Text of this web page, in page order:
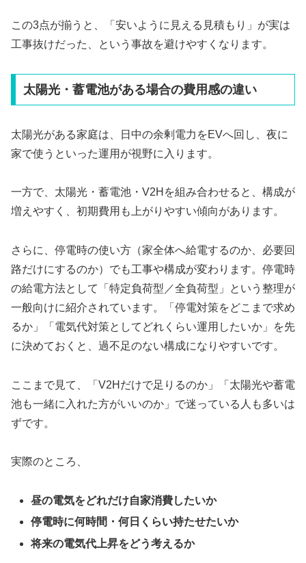
この3点が揃うと、「安いように見える見積もり」が実は
工事抜けだった、という事故を避けやすくなります。
太陽光・蓄電池がある場合の費用感の違い
太陽光がある家庭は、日中の余剰電力をEVへ回し、夜に
家で使うといった運用が視野に入ります。
一方で、太陽光・蓄電池・V2Hを組み合わせると、構成が
増えやすく、初期費用も上がりやすい傾向があります。
さらに、停電時の使い方（家全体へ給電するのか、必要回
路だけにするのか）でも工事や構成が変わります。停電時
の給電方法として「特定負荷型／全負荷型」という整理が
一般向けに紹介されています。「停電対策をどこまで求め
るか」「電気代対策としてどれくらい運用したいか」を先
に決めておくと、過不足のない構成になりやすいです。
ここまで見て、「V2Hだけで足りるのか」「太陽光や蓄電
池も一緒に入れた方がいいのか」で迷っている人も多いは
ずです。
実際のところ、
昼の電気をどれだけ自家消費したいか
停電時に何時間・何日くらい持たせたいか
将来の電気代上昇をどう考えるか